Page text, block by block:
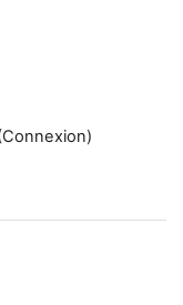
Connexion)